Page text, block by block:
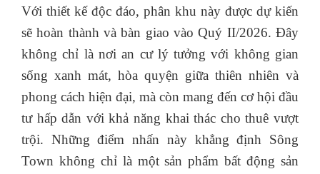
Với thiết kế độc đáo, phân khu này được dự kiến
sẽ hoàn thành và bàn giao vào Quý II/2026. Đây
không chỉ là nơi an cư lý tưởng với không gian
sống xanh mát, hòa quyện giữa thiên nhiên và
phong cách hiện đại, mà còn mang đến cơ hội đầu
tư hấp dẫn với khả năng khai thác cho thuê vượt
trội. Những điểm nhấn này khẳng định Sông
Town không chỉ là một sản phẩm bất động sản